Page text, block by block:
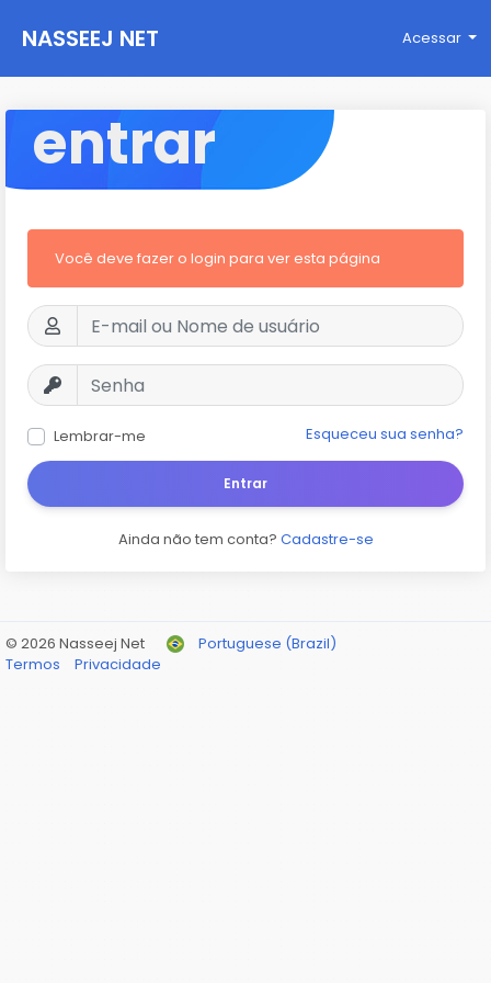
NASSEEJ NET Acessar
entrar
Você deve fazer o login para ver esta página
Lembrar-me Esqueceu sua senha?
Entrar
Ainda não tem conta? Cadastre-se
© 2026 Nasseej Net
Portuguese (Brazil)
Termos
Privacidade